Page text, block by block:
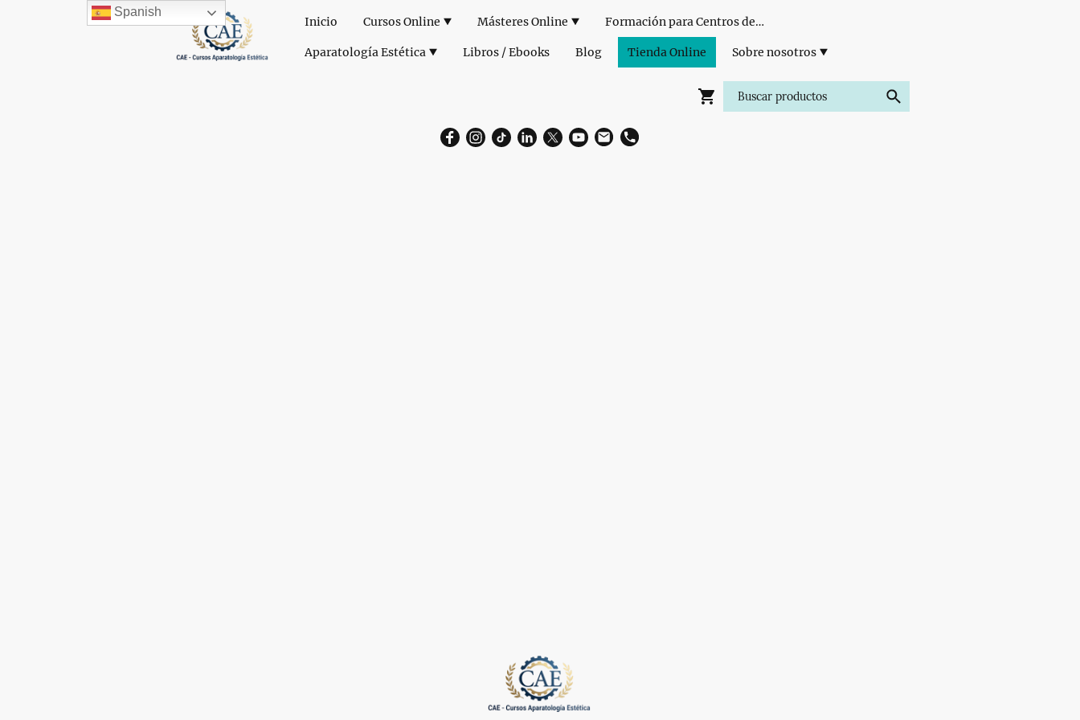
Inicio Cursos Online Másteres Online Formación para Centros de Estética
Aparatología Estética Libros / Ebooks Blog Tienda Online Sobre nosotros
Spanish